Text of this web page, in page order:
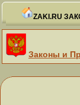
ZAKI.RU
Законы и